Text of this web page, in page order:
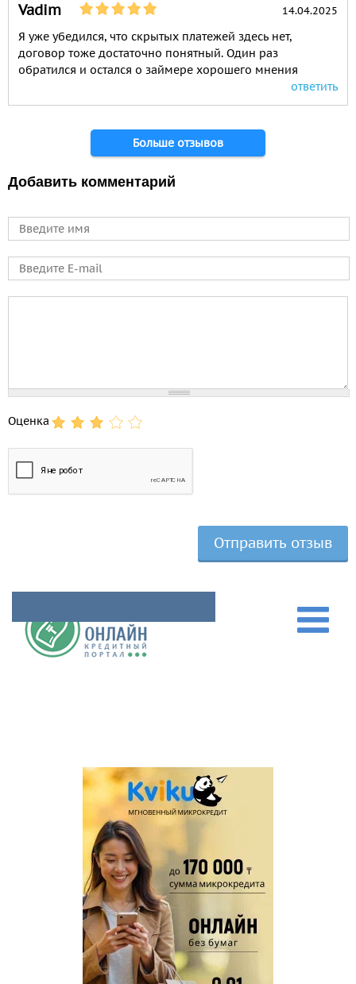
Vadim 14.04.2025
Я уже убедился, что скрытых платежей здесь нет,
договор тоже достаточно понятный. Один раз
обратился и остался о займере хорошего мнения
ответить
Больше отзывов
Добавить комментарий
Имя
E-mail
Оценка